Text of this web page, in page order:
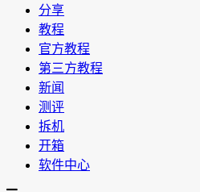
分享
教程
官方教程
第三方教程
新闻
测评
拆机
开箱
软件中心